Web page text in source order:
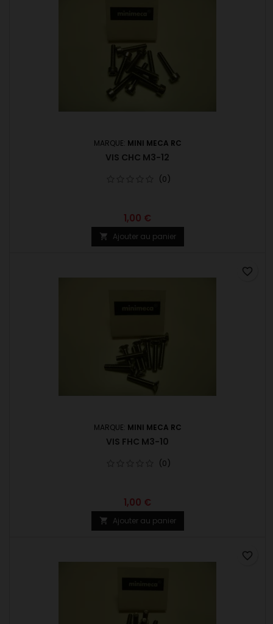
MARQUE: MINI MECA RC
VIS CHC M3-12
(0)
1,00 €
 Ajouter au panier
MARQUE: MINI MECA RC
VIS FHC M3-10
(0)
1,00 €
 Ajouter au panier
favorite_border
favorite_border